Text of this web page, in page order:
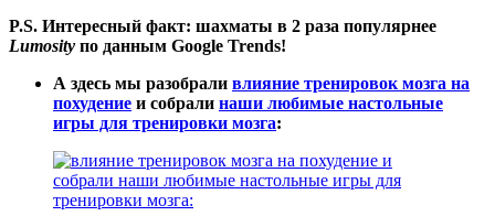
P.S. Интересный факт: шахматы в 2 раза популярнее
Lumosity по данным Google Trends!
А здесь мы разобрали влияние тренировок мозга на
похудение и собрали наши любимые настольные
игры для тренировки мозга: